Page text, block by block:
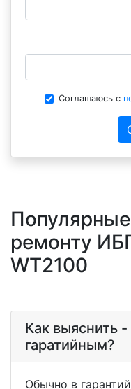
Соглашаюсь с
ремонту
WT2100
Как выяснить -
гаратийным?
Обычно в